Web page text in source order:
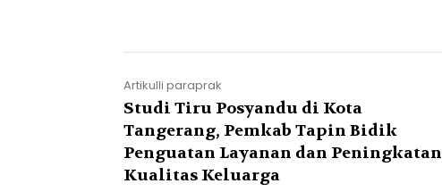
Artikulli paraprak
Studi Tiru Posyandu di Kota
Tangerang, Pemkab Tapin Bidik
Penguatan Layanan dan Peningkatan
Kualitas Keluarga